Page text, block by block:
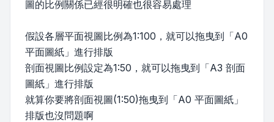
圖的比例關係已經很明確也很容易處理
假設各層平面視圖比例為1:100，就可以拖曳到「A0
平面圖紙」進行排版
剖面視圖比例設定為1:50，就可以拖曳到「A3 剖面
圖紙」進行排版
就算你要將剖面視圖(1:50)拖曳到「A0 平面圖紙」
排版也沒問題啊